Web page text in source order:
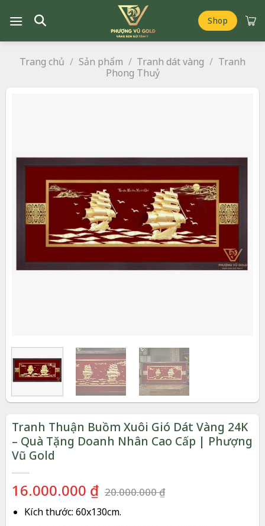
đến
Shop
Trang chủ / Sản phẩm / Tranh dát vàng / Tranh
Phong Thuỷ
Tranh Thuận Buồm Xuôi Gió Dát Vàng 24K
– Quà Tặng Doanh Nhân Cao Cấp | Phượng
Vũ Gold
20.000.000₫Giá
gốc
16.000.000 ₫ Giá
hiện
Kích thước: 60x130cm.